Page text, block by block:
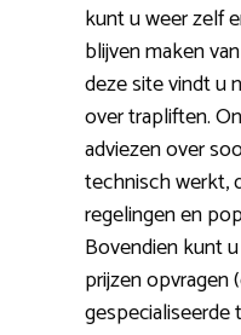
kunt u weer zelf
blijven maken
deze site vindt u
over trapliften.
adviezen over
technisch werkt,
regelingen en
Bovendien kunt
prijzen opvragen